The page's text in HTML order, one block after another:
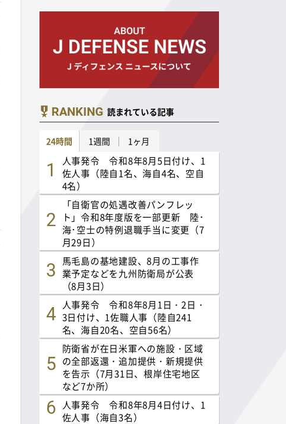
RANKING 読まれている記事
24時間 1週間 1ヶ月
人事発令 令和8年8月5日付け、1
佐人事（陸自1名、海自4名、空自
4名）
「自衛官の処遇改善パンフレッ
ト」令和8年度版を一部更新 陸･
海･空士の特例退職手当に変更（7
月29日）
馬毛島の基地建設、8月の工事作
業予定などを九州防衛局が公表
（8月3日）
人事発令 令和8年8月1日・2日・
3日付け、1佐職人事（陸自241
名、海自20名、空自56名）
防衛省が在日米軍への施設・区域
の全部返還・追加提供・新規提供
を告示（7月31日、根岸住宅地区
など7か所）
人事発令 令和8年8月4日付け、1
佐人事（海自3名）